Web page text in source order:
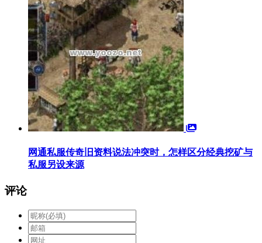
网通私服传奇旧资料说法冲突时，怎样区分经典挖矿与
私服另设来源
评论